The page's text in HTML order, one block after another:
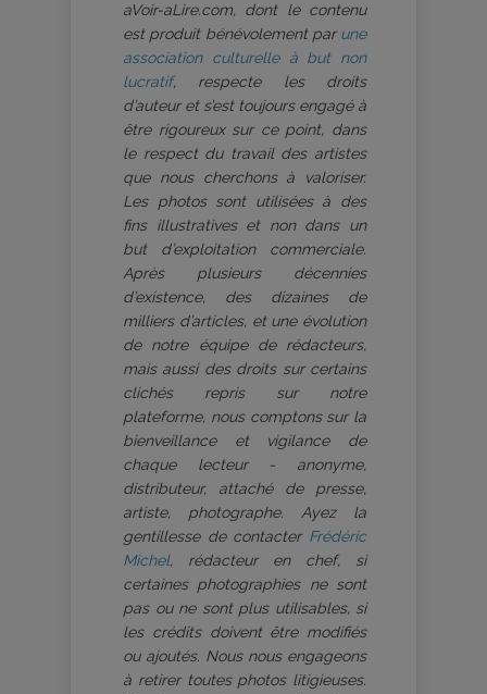
aVoir-aLire.com, dont le contenu
est produit bénévolement par une
association culturelle à but non
lucratif, respecte les droits
d’auteur et s’est toujours engagé à
être rigoureux sur ce point, dans
le respect du travail des artistes
que nous cherchons à valoriser.
Les photos sont utilisées à des
fins illustratives et non dans un
but d’exploitation commerciale.
Après plusieurs décennies
d’existence, des dizaines de
milliers d’articles, et une évolution
de notre équipe de rédacteurs,
mais aussi des droits sur certains
clichés repris sur notre
plateforme, nous comptons sur la
bienveillance et vigilance de
chaque lecteur - anonyme,
distributeur, attaché de presse,
artiste, photographe. Ayez la
gentillesse de contacter Frédéric
Michel, rédacteur en chef, si
certaines photographies ne sont
pas ou ne sont plus utilisables, si
les crédits doivent être modifiés
ou ajoutés. Nous nous engageons
à retirer toutes photos litigieuses.